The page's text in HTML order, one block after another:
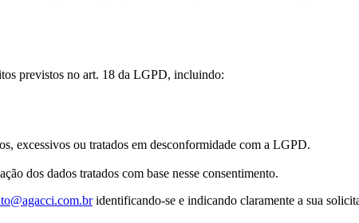
previstos no art. 18 da LGPD, incluindo:
excessivos ou tratados em desconformidade com a LGPD.
dos dados tratados com base nesse consentimento.
identificando-se e indicando claramente a sua